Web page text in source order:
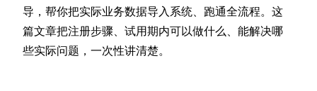
导，帮你把实际业务数据导入系统、跑通全流程。这
篇文章把注册步骤、试用期内可以做什么、能解决哪
些实际问题，一次性讲清楚。